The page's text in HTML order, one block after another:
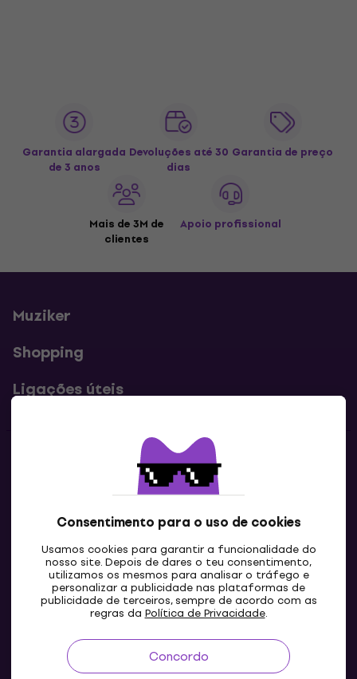
Consentimento para o uso de cookies
Usamos cookies para garantir a funcionalidade do
nosso site. Depois de dares o teu consentimento,
utilizamos os mesmos para analisar o tráfego e
personalizar a publicidade nas plataformas de
publicidade de terceiros, sempre de acordo com as
regras da Política de Privacidade.
Concordo
Garantia alargada
de 3 anos
Devoluções até 30
dias
Garantia de preço
Mais de 3M de
clientes
Apoio profissional
Muziker
Shopping
Ligações úteis
Contatos
Contacta-nos
PT